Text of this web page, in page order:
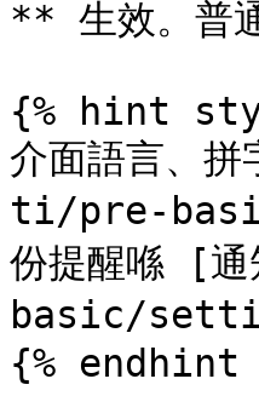
** 生效。普
{% hint
介面語言、
ti/pre-
份提醒喺 [
basic/
{% endhint